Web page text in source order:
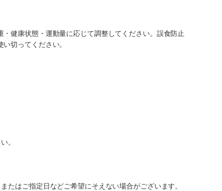
健康状態・運動量に応じて調整してください。誤食防止
切ってください。
。
はご指定日などご希望にそえない場合がございます。